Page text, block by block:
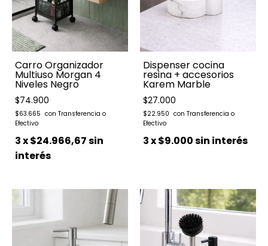
Carro Organizador
Multiuso Morgan 4
Niveles Negro
$74.900
$63.665
3x$24.966,67sin
interés
Dispenser cocina
resina + accesorios
Karem Marble
$27.000
$22.950
3x$9.000sin interés